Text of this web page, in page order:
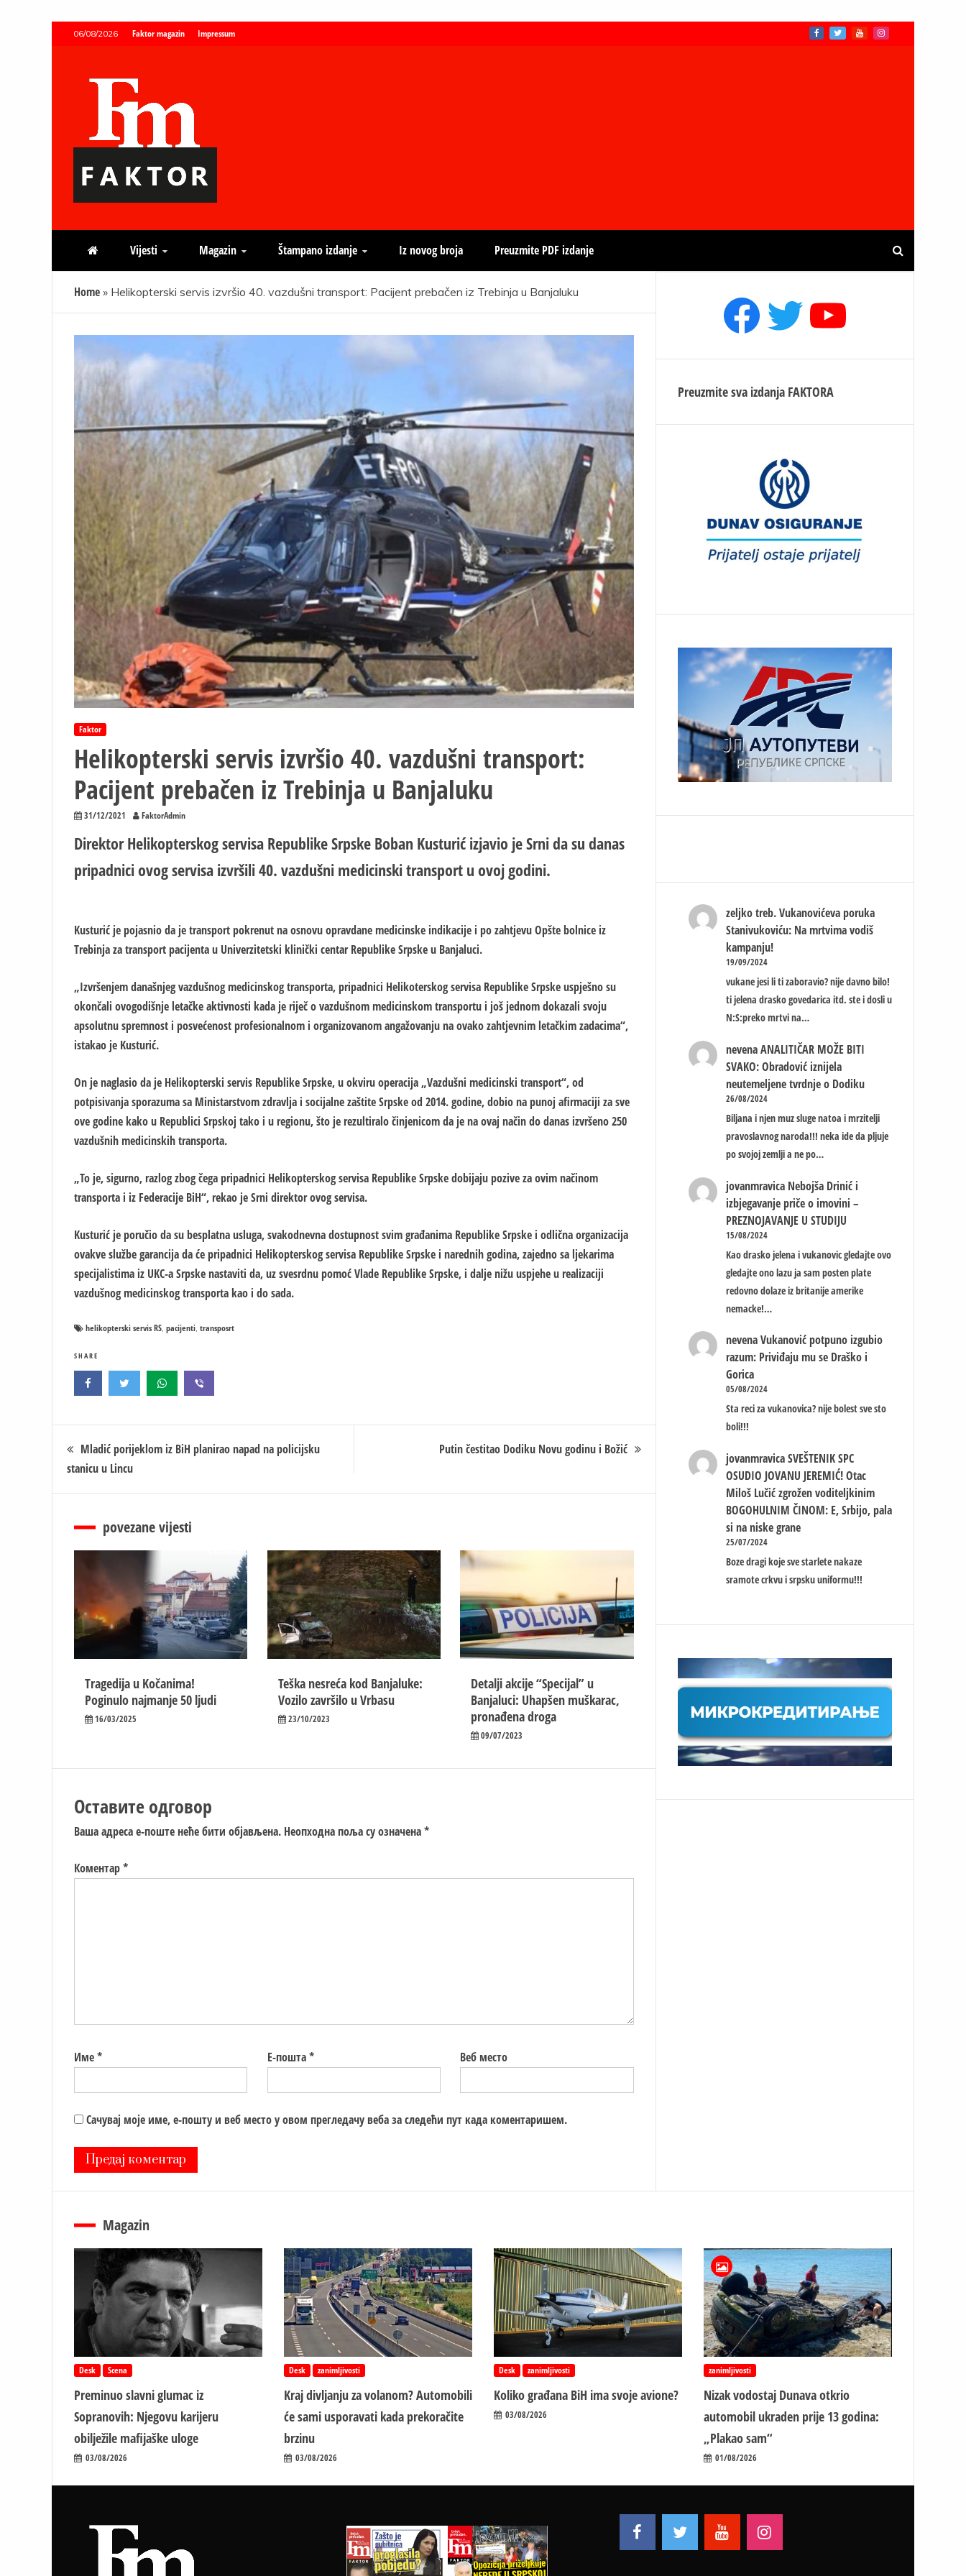
06/08/2026 Faktor magazin Impressum
Faktor magazin
Vijesti Magazin Štampano izdanje Iz novog broja Preuzmite PDF izdanje
Home » Helikopterski servis izvršio 40. vazdušni transport: Pacijent prebačen iz Trebinja u Banjaluku
Faktor
Helikopterski servis izvršio 40. vazdušni transport:
Pacijent prebačen iz Trebinja u Banjaluku
31/12/2021 FaktorAdmin
Direktor Helikopterskog servisa Republike Srpske Boban Kusturić izjavio je Srni da su danas
pripadnici ovog servisa izvršili 40. vazdušni medicinski transport u ovoj godini.
Kusturić je pojasnio da je transport pokrenut na osnovu opravdane medicinske indikacije i po zahtjevu Opšte bolnice iz
Trebinja za transport pacijenta u Univerzitetski klinički centar Republike Srpske u Banjaluci.
„Izvršenjem današnjeg vazdušnog medicinskog transporta, pripadnici Helikoterskog servisa Republike Srpske uspješno su
okončali ovogodišnje letačke aktivnosti kada je riječ o vazdušnom medicinskom transportu i još jednom dokazali svoju
apsolutnu spremnost i posvećenost profesionalnom i organizovanom angažovanju na ovako zahtjevnim letačkim zadacima“,
istakao je Kusturić.
On je naglasio da je Helikopterski servis Republike Srpske, u okviru operacija „Vazdušni medicinski transport“, od
potpisivanja sporazuma sa Ministarstvom zdravlja i socijalne zaštite Srpske od 2014. godine, dobio na punoj afirmaciji za sve
ove godine kako u Republici Srpskoj tako i u regionu, što je rezultiralo činjenicom da je na ovaj način do danas izvršeno 250
vazdušnih medicinskih transporta.
„To je, sigurno, razlog zbog čega pripadnici Helikopterskog servisa Republike Srpske dobijaju pozive za ovim načinom
transporta i iz Federacije BiH“, rekao je Srni direktor ovog servisa.
Kusturić je poručio da su besplatna usluga, svakodnevna dostupnost svim građanima Republike Srpske i odlična organizacija
ovakve službe garancija da će pripadnici Helikopterskog servisa Republike Srpske i narednih godina, zajedno sa ljekarima
specijalistima iz UKC-a Srpske nastaviti da, uz svesrdnu pomoć Vlade Republike Srpske, i dalje nižu uspjehe u realizaciji
vazdušnog medicinskog transporta kao i do sada.
helikopterski servis RS pacijenti transposrt
SHARE
Кретање
чланка
Mladić porijeklom iz BiH planirao napad na policijsku
stanicu u Lincu
Putin čestitao Dodiku Novu godinu i Božić
povezane vijesti
Tragedija u Kočanima!
Poginulo najmanje 50 ljudi
16/03/2025
Teška nesreća kod Banjaluke:
Vozilo završilo u Vrbasu
23/10/2023
Detalji akcije “Specijal” u
Banjaluci: Uhapšen muškarac,
pronađena droga
09/07/2023
Оставите одговор
Ваша адреса е-поште неће бити објављена. Неопходна поља су означена*
Коментар*
Име* Е-пошта* Веб место
Сачувај моје име, е-пошту и веб место у овом прегледачу веба за следећи пут када коментаришем.
Facebook
TwitterYouTube
Preuzmite sva izdanja FAKTORA
zeljko treb. Vukanovićeva poruka
Stanivukoviću: Na mrtvima vodiš
kampanju!
19/09/2024
vukane jesi li ti zaboravio? nije davno bilo!
ti jelena drasko govedarica itd. ste i dosli u
N:S:preko mrtvi na…
nevena ANALITIČAR MOŽE BITI
SVAKO: Obradović iznijela
neutemeljene tvrdnje o Dodiku
26/08/2024
Biljana i njen muz sluge natoa i mrzitelji
pravoslavnog naroda!!! neka ide da pljuje
po svojoj zemlji a ne po…
jovanmravica Nebojša Drinić i
izbjegavanje priče o imovini –
PREZNOJAVANJE U STUDIJU
15/08/2024
Kao drasko jelena i vukanovic gledajte ovo
gledajte ono lazu ja sam posten plate
redovno dolaze iz britanije amerike
nemacke!…
nevena Vukanović potpuno izgubio
razum: Priviđaju mu se Draško i
Gorica
05/08/2024
Sta reci za vukanovica? nije bolest sve sto
boli!!!
jovanmravica SVEŠTENIK SPC
OSUDIO JOVANU JEREMIĆ! Otac
Miloš Lučić zgrožen voditeljkinim
BOGOHULNIM ČINOM: E, Srbijo, pala
si na niske grane
25/07/2024
Boze dragi koje sve starlete nakaze
sramote crkvu i srpsku uniformu!!!
Magazin
Desk Scena
Preminuo slavni glumac iz
Sopranovih: Njegovu karijeru
obilježile mafijaške uloge
03/08/2026
Desk zanimljivosti
Kraj divljanju za volanom? Automobili
će sami usporavati kada prekoračite
brzinu
03/08/2026
Desk zanimljivosti
Koliko građana BiH ima svoje avione?
03/08/2026
zanimljivosti
Nizak vodostaj Dunava otkrio
automobil ukraden prije 13 godina:
„Plakao sam“
01/08/2026